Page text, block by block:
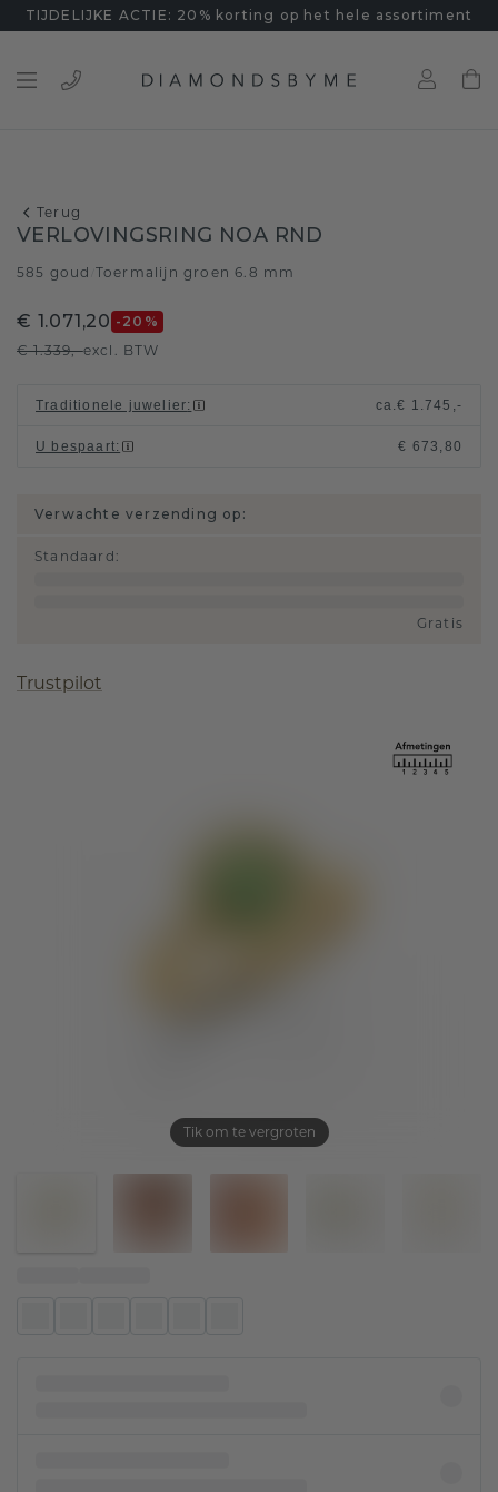
TIJDELIJKE ACTIE: 20% korting op het hele assortiment
Terug
Tik om te vergroten
VERLOVINGSRING NOA RND
585 goud Toermalijn groen 6.8 mm
€ 1.071,20 -20 %
€ 1.339,-excl. BTW
Traditionele juwelier: ca.€ 1.745,-
U bespaart: € 673,80
Verwachte verzending op:
Standaard :
Gratis
Trustpilot